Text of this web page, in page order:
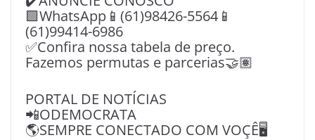
🟩WhatsApp📱(61)98426-5564📱
(61)99414-6986
✅Confira nossa tabela de preço.
Fazemos permutas e parcerias🤝🏽
PORTAL DE NOTÍCIAS
📲ODEMOCRATA
🌎SEMPRE CONECTADO COM VOÇÊ🖥️